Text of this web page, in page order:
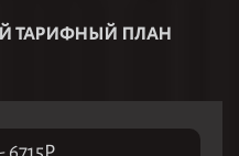
тарифный план